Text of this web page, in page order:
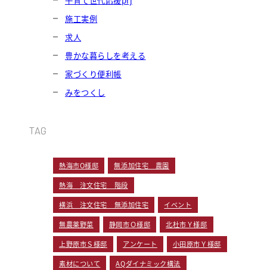
施工実例
求人
豊かな暮らしを考える
家づくり便利帳
みをつくし
TAG
熱海市O様邸 無添加住宅 農園
熱海 注文住宅 階段
横浜 注文住宅 無添加住宅 イベント
無農薬野菜 静岡市Ｏ様邸 北杜市Ｙ様邸
上野原市Ｓ様邸 アンケート 小田原市Ｙ様邸
素材について AQダイナミック構法